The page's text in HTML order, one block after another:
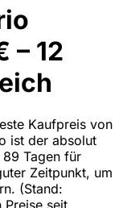
– 12
Kaufpreis von
ist der absolut
Tagen für
Zeitpunkt, um
(Stand:
seit